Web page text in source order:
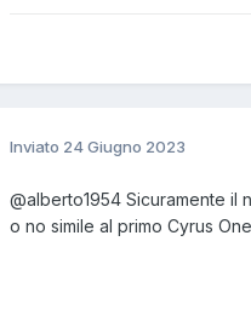
Inviato 24 Giugno 2023
@alberto1954 Sicuramente il
o no simile al primo Cyrus